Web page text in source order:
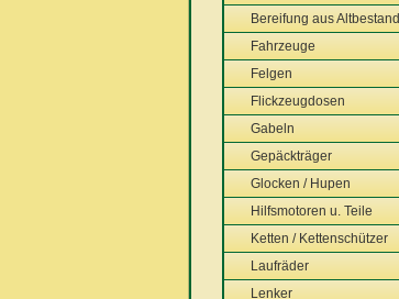
Bereifung aus Altbestand
Fahrzeuge
Felgen
Flickzeugdosen
Gabeln
Gepäckträger
Glocken / Hupen
Hilfsmotoren u. Teile
Ketten / Kettenschützer
Laufräder
Lenker